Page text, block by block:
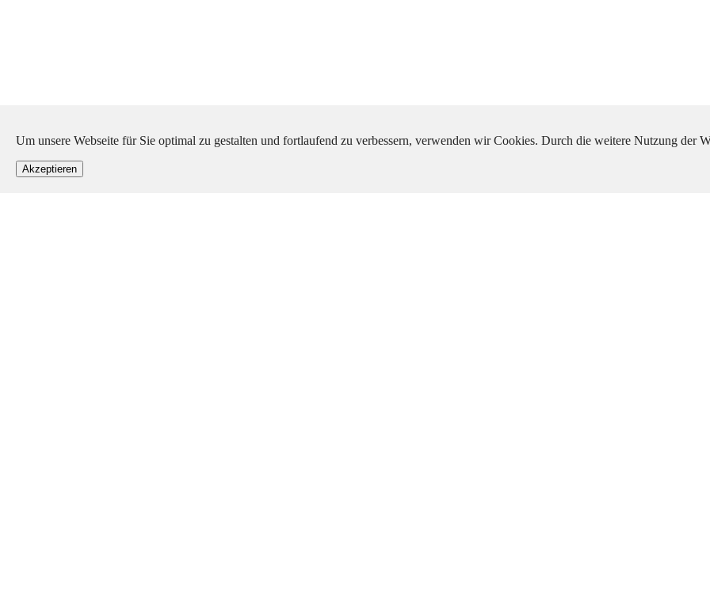
Um unsere Webseite für Sie optimal zu gestalten und fortlaufend zu verbessern, verwenden wir Cookies. Durch die weitere Nutzung der
Akzeptieren